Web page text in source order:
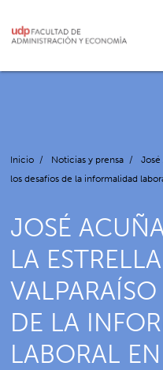
Inicio / Noticias y prensa /
José
los desafíos de la informalidad
JOSÉ
LA
DE LA
LABORAL